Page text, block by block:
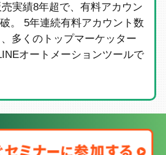
売実績8年超で、有料アカウン
。 5年連続有料アカウント数
多くのトップマーケッター
オートメーションツールで